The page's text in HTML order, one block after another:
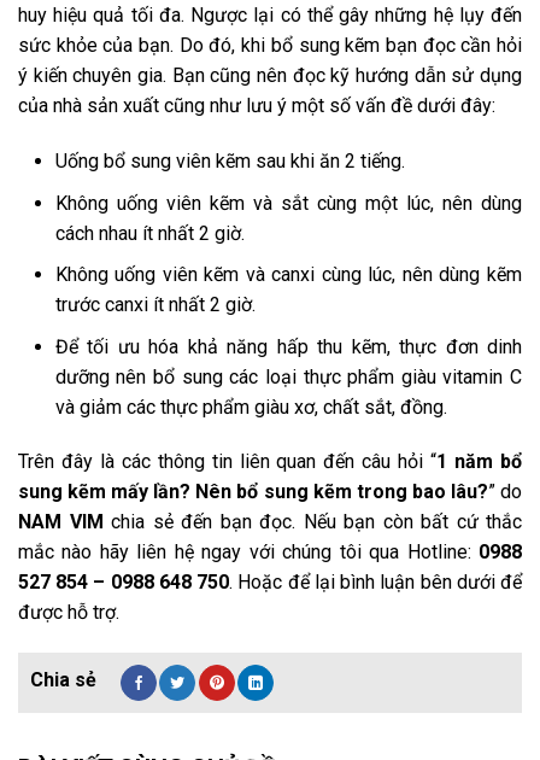
huy hiệu quả tối đa. Ngược lại có thể gây những hệ lụy đến
sức khỏe của bạn. Do đó, khi bổ sung kẽm bạn đọc cần hỏi
ý kiến chuyên gia. Bạn cũng nên đọc kỹ hướng dẫn sử dụng
của nhà sản xuất cũng như lưu ý một số vấn đề dưới đây:
Uống bổ sung viên kẽm sau khi ăn 2 tiếng.
Không uống viên kẽm và sắt cùng một lúc, nên dùng
cách nhau ít nhất 2 giờ.
Không uống viên kẽm và canxi cùng lúc, nên dùng kẽm
trước canxi ít nhất 2 giờ.
Để tối ưu hóa khả năng hấp thu kẽm, thực đơn dinh
dưỡng nên bổ sung các loại thực phẩm giàu vitamin C
và giảm các thực phẩm giàu xơ, chất sắt, đồng.
Trên đây là các thông tin liên quan đến câu hỏi “1 năm bổ
sung kẽm mấy lần? Nên bổ sung kẽm trong bao lâu?” do
NAM VIM chia sẻ đến bạn đọc. Nếu bạn còn bất cứ thắc
mắc nào hãy liên hệ ngay với chúng tôi qua Hotline: 0988
527 854 – 0988 648 750. Hoặc để lại bình luận bên dưới để
được hỗ trợ.